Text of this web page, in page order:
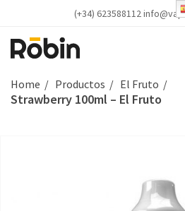
(+34) 623588112
Home Productos El Fruto
Strawberry 100ml – El Fruto